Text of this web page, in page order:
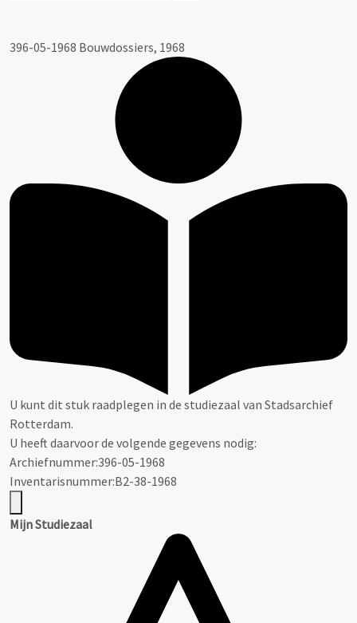
396-05-1968 Bouwdossiers, 1968
U kunt dit stuk raadplegen in de studiezaal van Stadsarchief
Rotterdam.
U heeft daarvoor de volgende gegevens nodig:
Archiefnummer:396-05-1968
Inventarisnummer:B2-38-1968
Mijn Studiezaal